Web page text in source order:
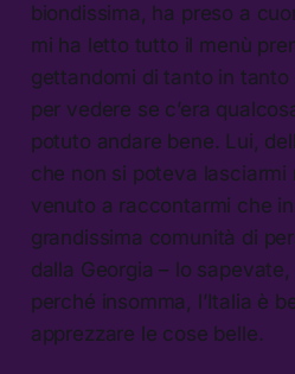
biondissima, ha preso a
mi ha letto tutto il menù
gettandomi di tanto in
per vedere se c’era
potuto andare bene. Lui,
che non si poteva lasciarmi
venuto a raccontarmi che in
grandissima comunità di
dalla Georgia – lo
perché insomma, l’Italia è
apprezzare le cose belle.